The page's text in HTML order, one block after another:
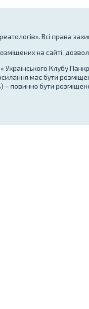
Всі права
на сайті,
« Українського Клубу
має бути
– повинно бути